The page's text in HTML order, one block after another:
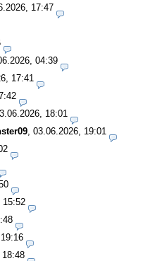
17:47
04:39
17:41
18:01
03.06.2026, 19:01
15:52